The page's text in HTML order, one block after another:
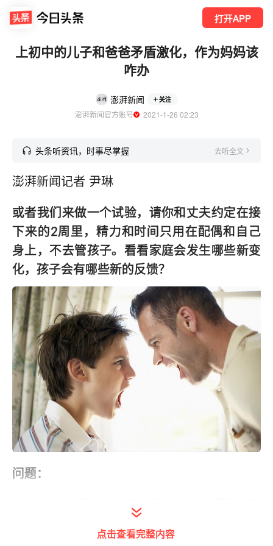
打开APP
上初中的儿子和爸爸矛盾激化，作为妈妈该
咋办
澎湃新闻 关注
澎湃新闻官方账号
  2021-1-26 02:23
头条听资讯，时事尽掌握 去听全文
澎湃新闻记者 尹琳
或者我们来做一个试验，请你和丈夫约定在接
下来的2周里，精力和时间只用在配偶和自己
身上，不去管孩子。看看家庭会发生哪些新变
化，孩子会有哪些新的反馈？
问题：
儿子上初一开始，出现烦躁情绪。上网课注意
我们之间出现的第一次冲突。后来，因为作业
点击查看完整内容